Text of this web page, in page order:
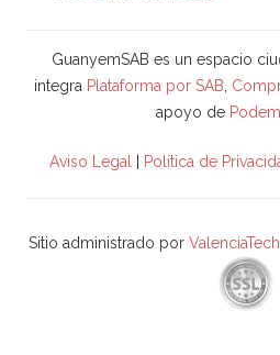
GuanyemSAB es un espacio
integra Plataforma por SAB
apoyo de
Aviso Legal Política de
Sitio administrado por